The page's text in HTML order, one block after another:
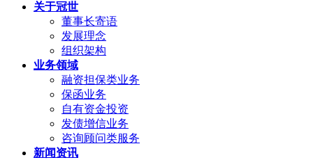
关于冠世
董事长寄语
发展理念
组织架构
业务领域
融资担保类业务
保函业务
自有资金投资
发债增信业务
咨询顾问类服务
新闻资讯